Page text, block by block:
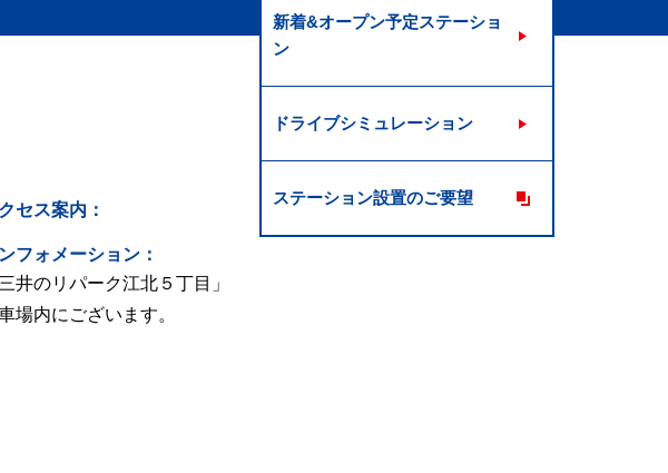
セス案内 ：
フォメーション：
三井のリパーク江北５丁目」
場内にございます。
新着&オープン予定ステーショ
ン
ドライブシミュレーション
ステーション設置のご要望